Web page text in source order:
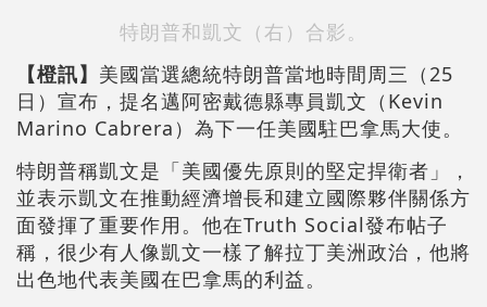
特朗普和凱文（右）合影。
【橙訊】 美國當選總統特朗普當地時間周三（25
日）宣布，提名邁阿密戴德縣專員凱文（Kevin
Marino Cabrera）為下一任美國駐巴拿馬大使。
特朗普稱凱文是「美國優先原則的堅定捍衛者」，
並表示凱文在推動經濟增長和建立國際夥伴關係方
面發揮了重要作用。他在Truth Social發布帖子
稱，很少有人像凱文一樣了解拉丁美洲政治，他將
出色地代表美國在巴拿馬的利益。